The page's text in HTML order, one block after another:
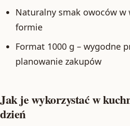
Naturalny smak owoców w
formie
Format 1000 g – wygodne
planowanie zakupów
Jak je wykorzystać w
dzień